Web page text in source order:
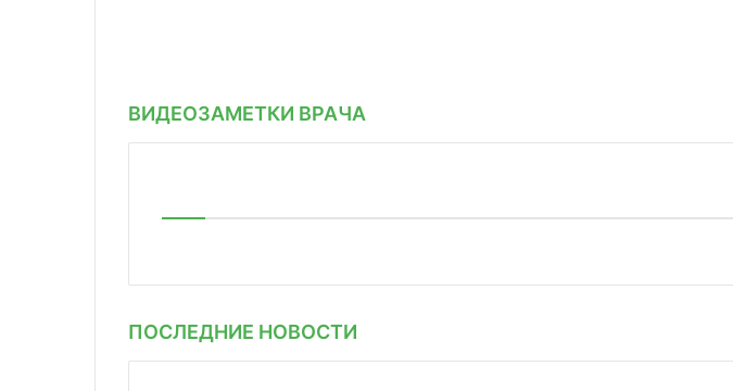
ВИДЕОЗАМЕТКИ ВРАЧА
ПОСЛЕДНИЕ НОВОСТИ